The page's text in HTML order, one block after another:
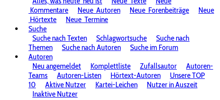
Kommentare
Neue Autoren Neue Forenbeiträge
Neue
Hörtexte
Neue Termine
Suche
Suche nach Texten
Schlagwortsuche
Suche nach
Themen
Suche nach Autoren
Suche im Forum
Autoren
Neu angemeldet
Komplettliste Zufallsautor
Autoren-
Teams
Autoren-Listen Hörtext-Autoren
Unsere TOP
10
Aktive Nutzer Kartei-Leichen
Nutzer in Auszeit
Inaktive Nutzer